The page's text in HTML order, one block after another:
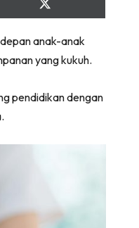
Share
on
(Twitter)
anak-anak
yang kukuh.
pendidikan dengan